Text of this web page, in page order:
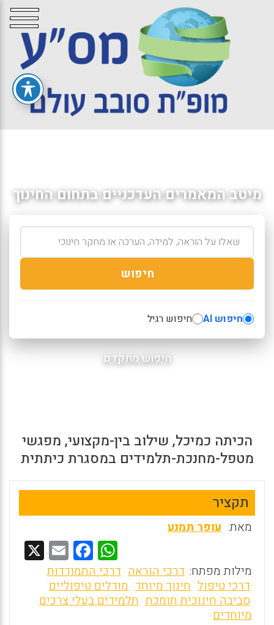
מיטב המאמרים העדכניים בתחום החינוך
חיפוש
חיפוש AI חיפוש רגיל
חיפוש מתקדם
הכיתה כמיכל, שילוב בין-מקצועי, מפגשי
מטפל-מחנכת-תלמידים במסגרת כיתתית
תקציר
מאת: עופר תמנע
W
h
at
s
F
a
ce
b
E
m
l
מילות מפתח: דרכי הוראה דרכי התמודדות
דרכי טיפול חינוך מיוחד מודלים טיפוליים
סביבה חינוכית תומכת תלמידים בעלי צרכים
מיוחדים